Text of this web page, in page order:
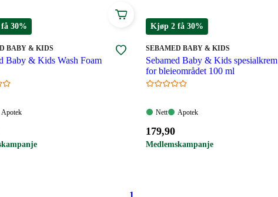
både når det gjelder innhold og emballasje,
skadelige virkninger.
30%
BABY & KIDS
Baby & Kids Wash Foam
Apotek:
Apotek
Kjøp 2 få 30%
MERKE:
SEBAMED BABY & KIDS
Sebamed Baby & Kids spesialkrem
for bleieområdet 100 ml
Nett:
Nett
Apotek:
Apotek
Pris:
179,90
179,90
Medlemskampanje
1